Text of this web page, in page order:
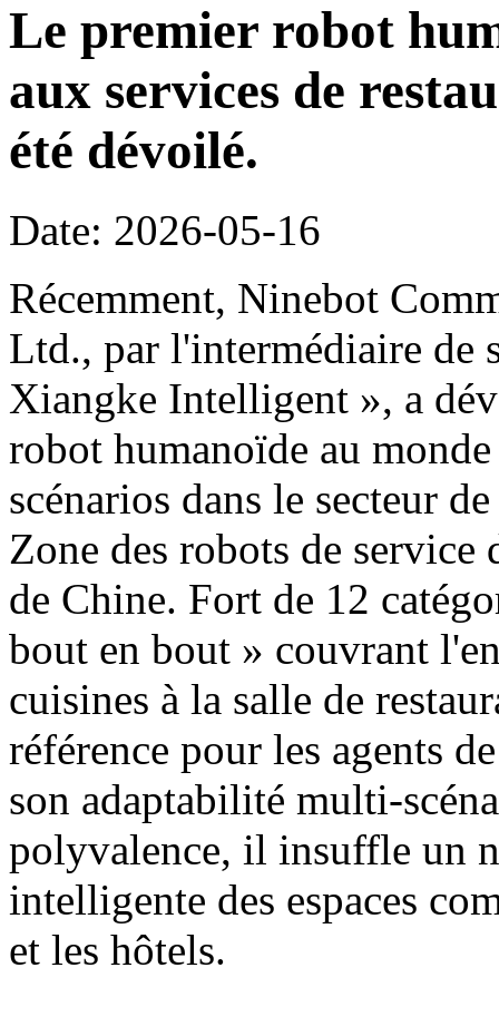
Le premier robot
aux services de
été dévoilé.
Date: 2026-05-16
Récemment, Ninebot
Ltd., par l'intermédiaire de
Xiangke Intelligent », a
robot humanoïde au
scénarios dans le secteur
Zone des robots de
de Chine. Fort de 12
bout en bout » couvrant
cuisines à la salle de
référence pour les agents
son adaptabilité multi-
polyvalence, il insuffle un
intelligente des espaces
et les hôtels.